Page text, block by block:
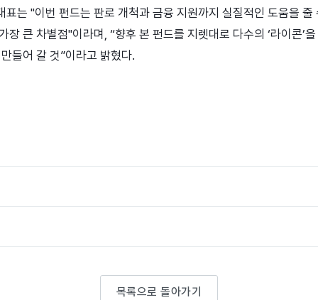
표는 "이번 펀드는 판로 개척과 금융 지원까지 실질적인 도움을 줄
장 큰 차별점"이라며, “향후 본 펀드를 지렛대로 다수의 ‘라이콘’
들어 갈 것”이라고 밝혔다.
목록으로 돌아가기